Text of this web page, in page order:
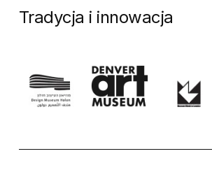
Tradycja i innowacja